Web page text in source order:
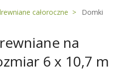
całoroczne
Domki
na
6 x 10,7 m